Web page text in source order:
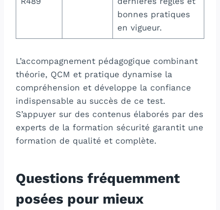
bonnes pratiques
en vigueur.
L’accompagnement pédagogique combinant
théorie, QCM et pratique dynamise la
compréhension et développe la confiance
indispensable au succès de ce test.
S’appuyer sur des contenus élaborés par des
experts de la formation sécurité garantit une
formation de qualité et complète.
Questions fréquemment
posées pour mieux